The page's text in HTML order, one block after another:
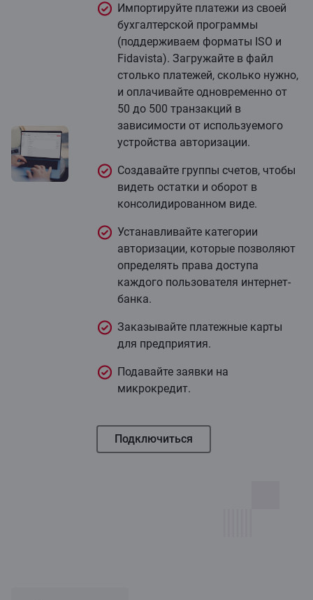
Импортируйте платежи из своей
бухгалтерской программы
(поддерживаем форматы ISO и
Fidavista). Загружайте в файл
столько платежей, сколько нужно,
и оплачивайте одновременно от
50 до 500 транзакций в
зависимости от используемого
устройства авторизации.
Создавайте группы счетов, чтобы
видеть остатки и оборот в
консолидированном виде.
Устанавливайте категории
авторизации, которые позволяют
определять права доступа
каждого пользователя интернет-
банка.
Заказывайте платежные карты
для предприятия.
Подавайте заявки на
микрокредит.
Подключиться